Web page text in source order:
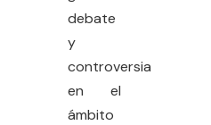
debate
y
controversia
en el
ámbito